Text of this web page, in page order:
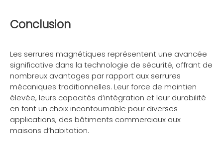
Conclusion
Les serrures magnétiques représentent une avancée
significative dans la technologie de sécurité, offrant de
nombreux avantages par rapport aux serrures
mécaniques traditionnelles. Leur force de maintien
élevée, leurs capacités d’intégration et leur durabilité
en font un choix incontournable pour diverses
applications, des bâtiments commerciaux aux
maisons d’habitation.